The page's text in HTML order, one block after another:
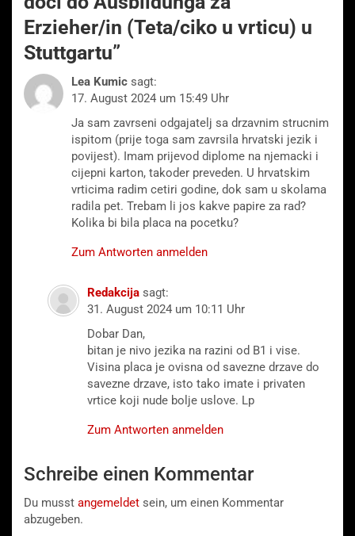
Erzieher/in (Teta/ciko u vrticu) u
Stuttgartu”
Lea Kumic sagt:
17. August 2024 um 15:49 Uhr
Ja sam zavrseni odgajatelj sa drzavnim strucnim
ispitom (prije toga sam zavrsila hrvatski jezik i
povijest). Imam prijevod diplome na njemacki i
cijepni karton, takoder preveden. U hrvatskim
vrticima radim cetiri godine, dok sam u skolama
radila pet. Trebam li jos kakve papire za rad?
Kolika bi bila placa na pocetku?
Zum Antworten anmelden
Redakcija sagt:
31. August 2024 um 10:11 Uhr
Dobar Dan,
bitan je nivo jezika na razini od B1 i vise.
Visina placa je ovisna od savezne drzave do
savezne drzave, isto tako imate i privaten
vrtice koji nude bolje uslove. Lp
Zum Antworten anmelden
Schreibe einen Kommentar
Du musst angemeldet sein, um einen Kommentar
abzugeben.